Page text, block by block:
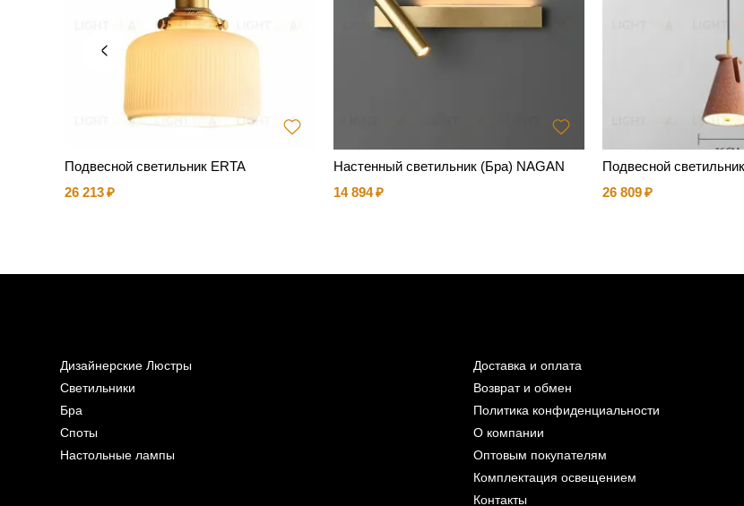
Подвесной светильник ERTA
26 213
Настенный светильник (Бра) NAGAN
14 894
Подвесной
26 809
Дизайнерские Люстры
Светильники
Бра
Споты
Настольные лампы
Доставка и оплата
Возврат и обмен
Политика конфиденциальности
О компании
Оптовым покупателям
Комплектация освещением
Контакты